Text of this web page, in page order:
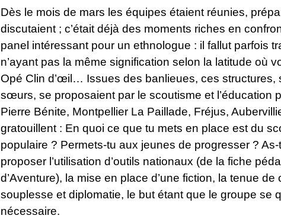
Dès le mois de mars les équipes étaient réunies,
discutaient ; c’était déjà des moments riches en
panel intéressant pour un ethnologue : il fallut parfois
n’ayant pas la même signification selon la latitude où
Opé Clin d’œil… Issues des banlieues, ces
sœurs, se proposaient par le scoutisme et l’éducation
Pierre Bénite, Montpellier La Paillade, Fréjus,
gratouillent : En quoi ce que tu mets en place est du
populaire ? Permets-tu aux jeunes de progresser ?
proposer l’utilisation d’outils nationaux (de la fiche
d’Aventure), la mise en place d’une fiction, la tenue
souplesse et diplomatie, le but étant que le groupe se
nécessaire.